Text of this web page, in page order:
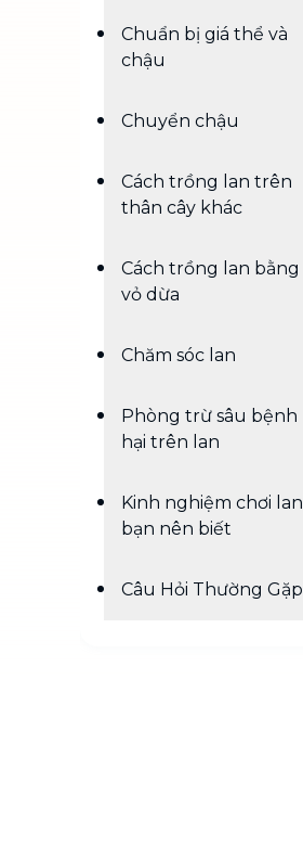
Chuẩn bị giá thể và
chậu
Chuyển chậu
Cách trồng lan trên
thân cây khác
Cách trồng lan bằng
vỏ dừa
Chăm sóc lan
Phòng trừ sâu bệnh
hại trên lan
Kinh nghiệm chơi lan
bạn nên biết
Câu Hỏi Thường Gặp